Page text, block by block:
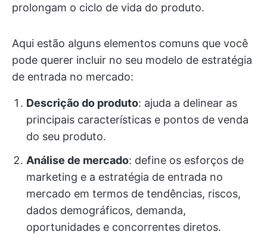
prolongam o ciclo de vida do produto.
Aqui estão alguns elementos comuns que você
pode querer incluir no seu modelo de estratégia
de entrada no mercado:
Descrição do produto: ajuda a delinear as
principais características e pontos de venda
do seu produto.
Análise de mercado: define os esforços de
marketing e a estratégia de entrada no
mercado em termos de tendências, riscos,
dados demográficos, demanda,
oportunidades e concorrentes diretos.